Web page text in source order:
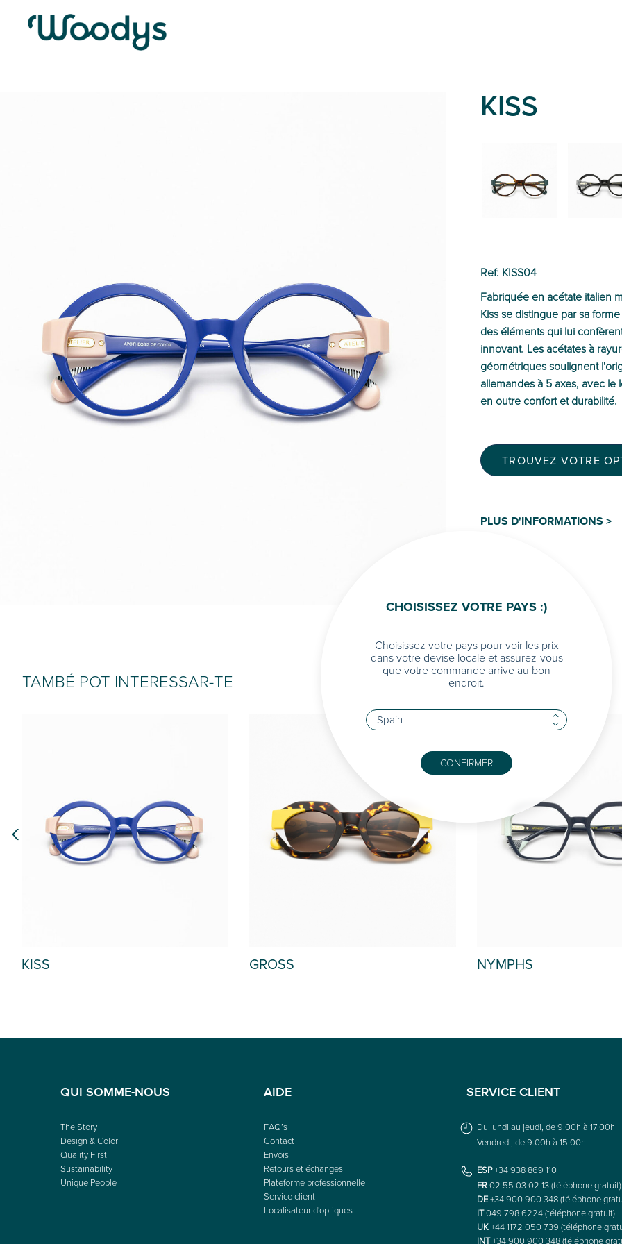
KISS
Ref: KISS04
Fabriquée en acétate italien
Kiss se distingue par sa
des éléments qui lui
innovant. Les acétates à
géométriques soulignent
allemandes à 5 axes, avec le
en outre confort et durabilité.
TROUVEZ VOTRE
PLUS D'INFORMATIONS >
TAMBÉ POT INTERESSAR-TE
GROSS NYMPHS FRANCESCA
‹
QUI SOMME-NOUS
The Story
Design & Color
Quality First
Sustainability
Unique People
AIDE
FAQ’s
Contact
Envois
Retours et échanges
Plateforme professionnelle
Service client
Localisateur d'optiques
SERVICE CLIENT
Du lundi au jeudi, de 9.00h à 17.00h
Vendredi, de 9.00h à 15.00h
ESP+34 938 869 110
FR02 55 03 02 13 (téléphone gratuit)
DE+34 900 900 348 (téléphone
IT049 798 6224 (téléphone gratuit)
UK+44 1172 050 739 (téléphone
INT+34 900 900 348 (téléphone
CHOISISSEZ VOTRE PAYS :)
Choisissez votre pays pour voir les prix
dans votre devise locale et assurez-vous
que votre commande arrive au bon
endroit.
CONFIRMER